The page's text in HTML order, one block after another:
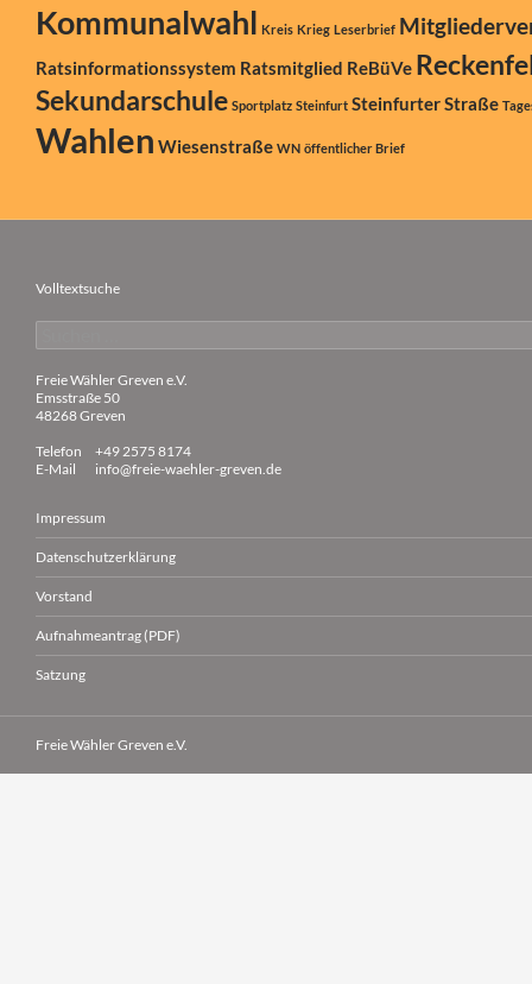
Kommunalwahl Kreis Krieg Leserbrief
Ratsinformationssystem Ratsmitglied ReBüVe
Sekundarschule Sportplatz Steinfurt Steinfurter Straße
Wahlen Wiesenstraße WN öffentlicher Brief
Volltextsuche
nach:
Freie Wähler Greven e.V.
Emsstraße 50
48268 Greven
Telefon
+49 2575 8174
E-Mail
info@freie-waehler-greven.de
Impressum
Datenschutzerklärung
Vorstand
Aufnahmeantrag (PDF)
Satzung
Freie Wähler Greven e.V.